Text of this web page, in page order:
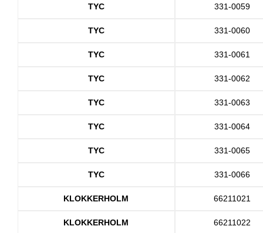
TYC 331-0059
TYC 331-0060
TYC 331-0061
TYC 331-0062
TYC 331-0063
TYC 331-0064
TYC 331-0065
TYC 331-0066
KLOKKERHOLM 66211021
KLOKKERHOLM 66211022